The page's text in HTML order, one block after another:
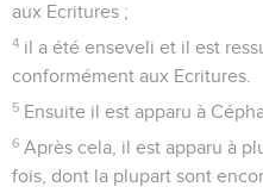
aux Ecritures ;
4 il a été enseveli et il est
conformément aux Ecritures.
5 Ensuite il est apparu à
6 Après cela, il est apparu à
fois, dont la plupart sont